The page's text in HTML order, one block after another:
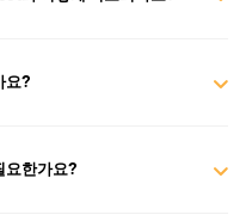
요?
요한가요?